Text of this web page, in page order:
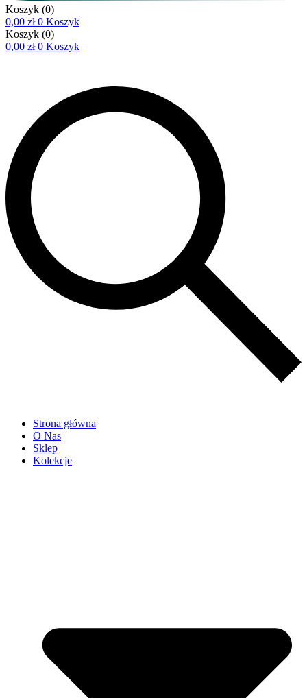
Koszyk (0)
0,00 zł 0 Koszyk
Koszyk (0)
0,00 zł 0 Koszyk
Strona główna
O Nas
Sklep
Kolekcje